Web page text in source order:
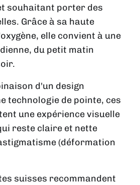
souhaitant porter des
Grâce à sa haute
elle convient à une
du petit matin
d'un design
technologie de pointe, ces
une expérience visuelle
reste claire et nette
(déformation
suisses recommandent